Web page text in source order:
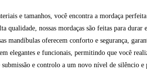
e tamanhos, você encontra a mordaça
qualidade, nossas mordaças são feitas para durar
mandíbulas oferecem conforto e segurança,
elegantes e funcionais, permitindo que você
submissão e controlo a um novo nível de silêncio